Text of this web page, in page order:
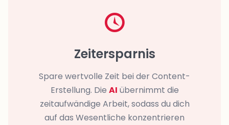
Zeitersparnis
Spare wertvolle Zeit bei der Content-
Erstellung. Die AI übernimmt die
zeitaufwändige Arbeit, sodass du dich
auf das Wesentliche konzentrieren